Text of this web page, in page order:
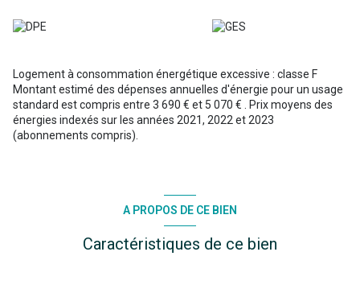
Logement à consommation énergétique excessive : classe F
Montant estimé des dépenses annuelles d'énergie pour un usage
standard est compris entre 3 690 € et 5 070 € . Prix moyens des
énergies indexés sur les années 2021, 2022 et 2023
(abonnements compris).
A PROPOS DE CE BIEN
Caractéristiques de ce bien